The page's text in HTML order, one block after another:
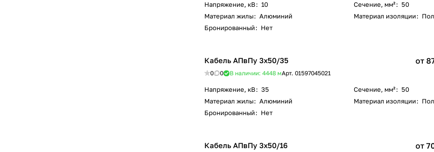
Напряжение, кВ: 10 Сечение, мм²: 50
Материал жилы: Алюминий Материал изоляции:
Бронированный: Нет
Кабель АПвПу 3х50/35
0 0 В наличии: 4448 мАрт. 01597045021
от
Напряжение, кВ: 35 Сечение, мм²: 50
Материал жилы: Алюминий Материал изоляции:
Бронированный: Нет
Кабель АПвПу 3х50/16 от